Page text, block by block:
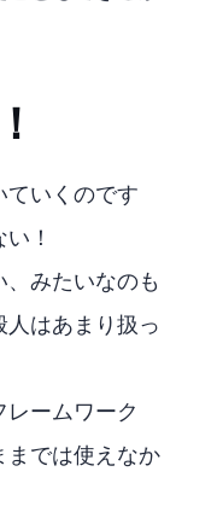
書いていくのです
！
、みたいなのも
人はあまり扱っ
るフレームワーク
までは使えなか